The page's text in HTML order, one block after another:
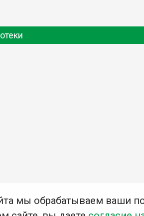
мы обрабатываем ваши